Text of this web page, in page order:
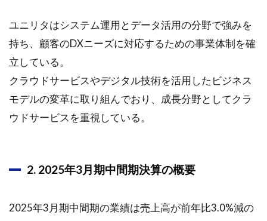
ユニリタはシステム運用とデータ活用の分野で強みを
持ち、顧客のDXニーズに対応するための事業体制を確
立している。
クラウドサービスやデジタル技術を活用したビジネス
モデルの変革に取り組んでおり、成長分野としてクラ
ウドサービスを重視している。
2. 2025年3月期中間期決算の概要
2025年3月期中間期の業績は売上高が前年比3.0%減の